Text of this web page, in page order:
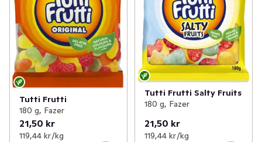
Tutti Frutti
180 g, Fazer
21,50 kr
119,44 kr /kg
Tutti Frutti Salty Fruits
180 g, Fazer
21,50 kr
119,44 kr /kg